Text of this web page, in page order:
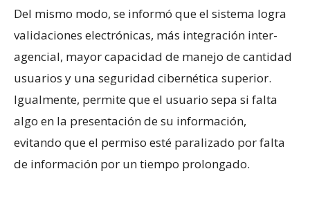
Del mismo modo, se informó que el sistema logra
validaciones electrónicas, más integración inter-
agencial, mayor capacidad de manejo de cantidad
usuarios y una seguridad cibernética superior.
Igualmente, permite que el usuario sepa si falta
algo en la presentación de su información,
evitando que el permiso esté paralizado por falta
de información por un tiempo prolongado.